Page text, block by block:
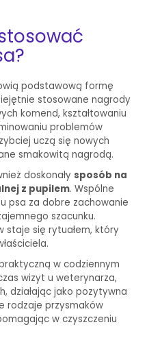
podstawową formę
stosowane nagrody
komend, kształtowaniu
problemów
uczą się nowych
smakowitą nagrodą.
doskonały sposób na
z pupilem. Wspólne
psa za dobre zachowanie
szacunku.
staje się rytuałem, który
w codziennym
wizyt u weterynarza,
działając jako pozytywna
rodzaje przysmaków
w czyszczeniu